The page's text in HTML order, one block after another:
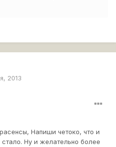
2013
Напиши четоко, что и
Ну и желательно более